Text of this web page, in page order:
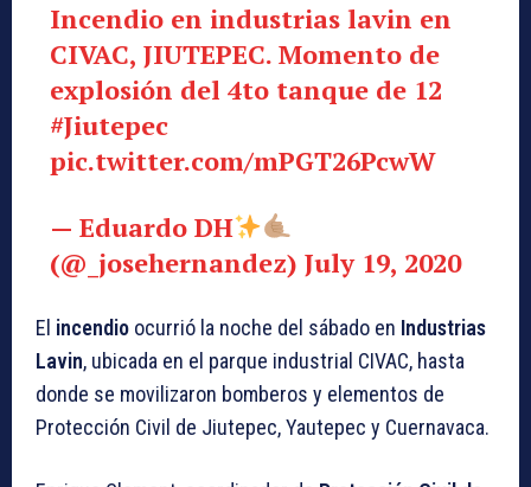
Incendio en industrias lavin en
CIVAC, JIUTEPEC. Momento de
explosión del 4to tanque de 12
#Jiutepec
pic.twitter.com/mPGT26PcwW
— Eduardo DH
(@_josehernandez) July 19, 2020
El incendio ocurrió la noche del sábado en Industrias
Lavin, ubicada en el parque industrial CIVAC, hasta
donde se movilizaron bomberos y elementos de
Protección Civil de Jiutepec, Yautepec y Cuernavaca.